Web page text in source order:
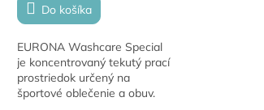
Do košíka
EURONA Washcare Special
je koncentrovaný tekutý prací
prostriedok určený na
športové oblečenie a obuv.